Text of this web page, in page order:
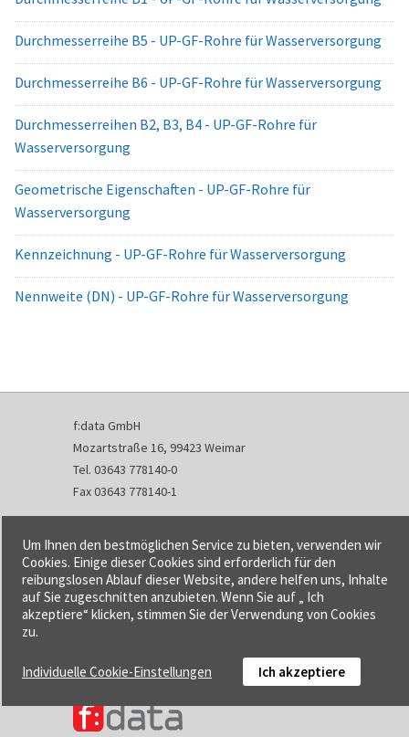
Durchmesserreihe B5 - UP-GF-Rohre für Wasserversorgung
Durchmesserreihe B6 - UP-GF-Rohre für Wasserversorgung
Durchmesserreihen B2, B3, B4 - UP-GF-Rohre für
Wasserversorgung
Geometrische Eigenschaften - UP-GF-Rohre für
Wasserversorgung
Kennzeichnung - UP-GF-Rohre für Wasserversorgung
Nennweite (DN) - UP-GF-Rohre für Wasserversorgung
f:data GmbH
Mozartstraße 16, 99423 Weimar
Tel. 03643 778140-0
Fax 03643 778140-1
info@fdata.de
Kontakt
Impressum
Datenschutzerklärung
Urheberrecht und Haftung
Cookie-Einstellungen
Um Ihnen den bestmöglichen Service zu bieten, verwenden wir
Cookies. Einige dieser Cookies sind erforderlich für den
reibungslosen Ablauf dieser Website, andere helfen uns, Inhalte
auf Sie zugeschnitten anzubieten. Wenn Sie auf „ Ich
akzeptiere“ klicken, stimmen Sie der Verwendung von Cookies
zu.
Individuelle Cookie-Einstellungen Ich akzeptiere